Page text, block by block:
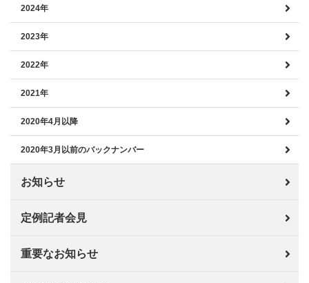
2024年
2023年
2022年
2021年
2020年4月以降
2020年3月以前のバックナンバー
お知らせ
定例記者会見
重要なお知らせ